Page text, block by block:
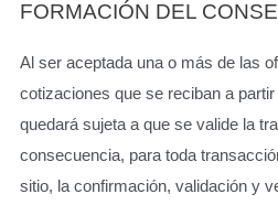
FORMACIÓN DEL
Al ser aceptada una o más de las
cotizaciones que se reciban a
quedará sujeta a que se valide la
consecuencia, para toda
sitio, la confirmación, validación y